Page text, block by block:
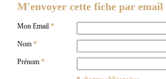
M'envoyer cette fiche par email
Mon Email *
Nom *
Prénom *